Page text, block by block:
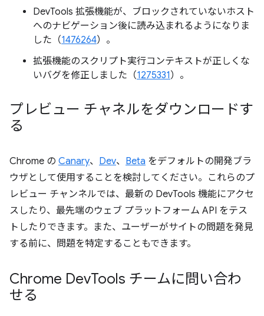
DevTools 拡張機能が、ブロックされていないホスト
へのナビゲーション後に読み込まれるようになりま
した（1476264）。
拡張機能のスクリプト実行コンテキストが正しくな
いバグを修正しました（1275331）。
プレビュー チャネルをダウンロードす
る
Chrome の Canary、 Dev、 Beta をデフォルトの開発ブラ
ウザとして使用することを検討してください。これらのプ
レビュー チャンネルでは、最新の DevTools 機能にアクセ
スしたり、最先端のウェブ プラットフォーム API をテス
トしたりできます。また、ユーザーがサイトの問題を発見
する前に、問題を特定することもできます。
Chrome DevTools チームに問い合わ
せる